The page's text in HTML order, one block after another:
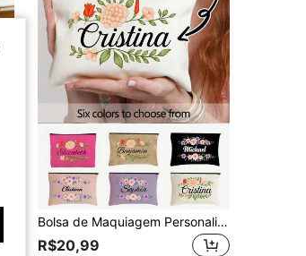
Bolsa de Maquiagem Personalizada com Padrão Floral Personalizável, Bolsa de Cosméticos Reutilizável para Maquiagem e Artigos de Toalete, Bolsa com Zíper, Porta-Moedas Leve, Bolsa de Armazenamento, Acessório de Viagem, Ideal para Armazenar Cosméticos e Artigos de Toalete, Adicionando Moda Única ao seu Armazenamento de Beleza, Personalizável com seu Nome e Inicial, Ótimo Presente para Ano Novo e Dia dos Namorados
R$20,99